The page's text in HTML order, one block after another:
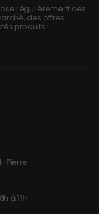
régulièrement des
des offres
produits !
Pierre
à 11h